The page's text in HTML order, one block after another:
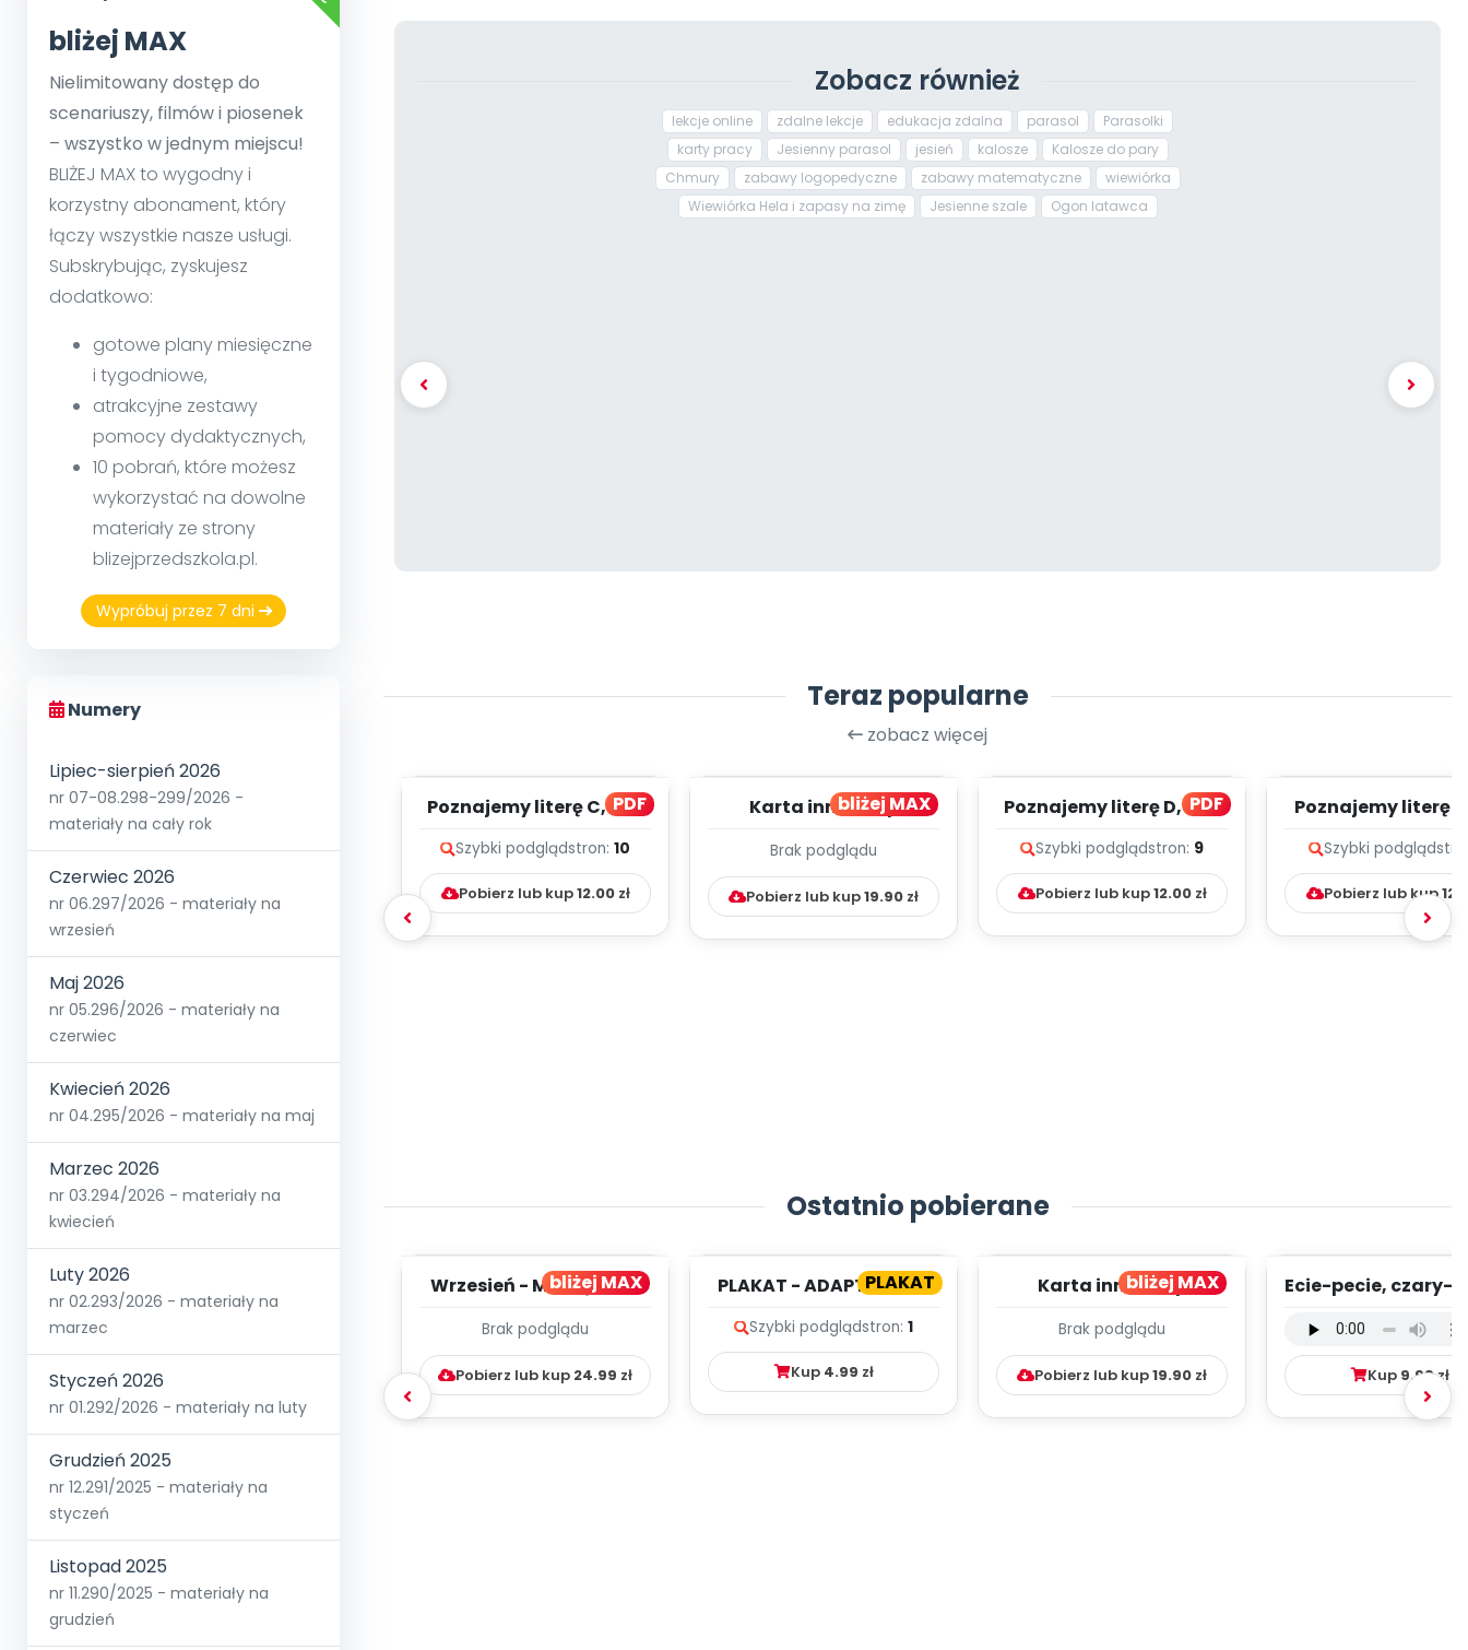
bliżej MAX
Nielimitowany dostęp do
scenariuszy, filmów i piosenek
– wszystko w jednym miejscu!
BLIŻEJ MAX to wygodny i
korzystny abonament, który
łączy wszystkie nasze usługi.
Subskrybując, zyskujesz
dodatkowo:
gotowe plany miesięczne
i tygodniowe,
atrakcyjne zestawy
pomocy dydaktycznych,
10 pobrań, które możesz
wykorzystać na dowolne
materiały ze strony
blizejprzedszkola.pl.
Wypróbuj przez 7 dni
Numery
Lipiec-sierpień 2026
nr 07-08.298-299/2026 -
materiały na cały rok
Czerwiec 2026
nr 06.297/2026 - materiały na
wrzesień
Maj 2026
nr 05.296/2026 - materiały na
czerwiec
Kwiecień 2026
nr 04.295/2026 - materiały na maj
Marzec 2026
nr 03.294/2026 - materiały na
kwiecień
Luty 2026
nr 02.293/2026 - materiały na
marzec
Styczeń 2026
nr 01.292/2026 - materiały na luty
Grudzień 2025
nr 12.291/2025 - materiały na
styczeń
Listopad 2025
nr 11.290/2025 - materiały na
grudzień
Zobacz również
lekcje online zdalne lekcje edukacja zdalna parasol
Parasolki
karty pracy
Jesienny parasol jesień kalosze
Kalosze do pary
Chmury
zabawy logopedyczne zabawy matematyczne
wiewiórka
Wiewiórka Hela i zapasy na zimę
Jesienne szale Ogon latawca
Teraz popularne
zobacz więcej
PDF
Poznajemy literę C, cz. 1
Szybki podglądstron: 10
Pobierz lub kup12.00zł
bliżej MAX
Karta innowacji
Kumpelkowo
Brak podglądu
Pobierz lub kup19.90 zł
PDF
Poznajemy literę D, cz. 1
Szybki podglądstron: 9
Pobierz lub kup12.00zł
Poznajemy literę E,
Szybki podgląd
Pobierz lub kup
Ostatnio pobierane
bliżej MAX
Wrzesień - MIESIĘCZNY
WYCHOWAWCZO –
DYDAKTYC...
Brak podglądu
Pobierz lub kup 24.99 zł
PLAKAT
PLAKAT - ADAPTACJA -
Szybki podglądstron: 1
Kup 4.99 zł
bliżej MAX
Karta innowacji
Kumpelkowo
Brak podglądu
Pobierz lub kup19.90 zł
Ecie-pecie, czary-
mp3)
Kup 9.99zł